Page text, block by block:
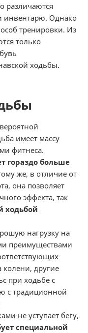
различаются
инвентарю. Однако
тренировки. Из
только
ходьбы.
имеет массу
фитнеса.
гораздо больше
же, в отличие от
она позволяет
эффекта, так
ходьбой
нагрузку на
преимуществами
колени, другие
при ходьбе с
с традиционной
не уступает бегу,
специальной